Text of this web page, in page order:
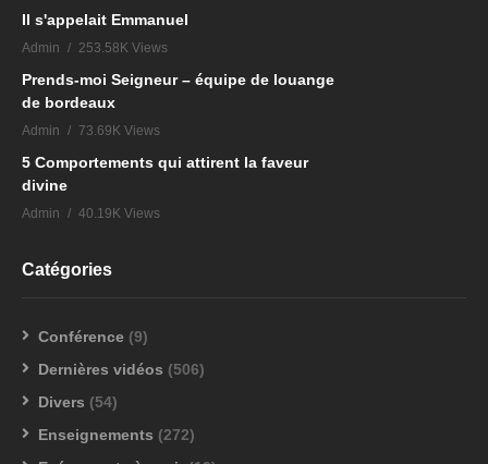
Il s'appelait Emmanuel
Admin 253.58K Views
Prends-moi Seigneur – équipe de louange
de bordeaux
Admin 73.69K Views
5 Comportements qui attirent la faveur
divine
Admin 40.19K Views
Catégories
Conférence (9)
Dernières vidéos (506)
Divers (54)
Enseignements (272)